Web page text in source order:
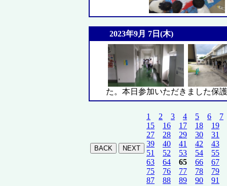
2023年9月 7日(木)
た。本日参加いただきました保
1 2 3 4 5 6
7
15
16 17 18
19
27
28 29 30
31
39
40 41 42
43
51
52 53 54
55
63
64 65 66
67
75
76 77 78
79
87
88 89 90 91